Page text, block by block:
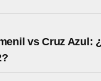
vs Cruz Azul: